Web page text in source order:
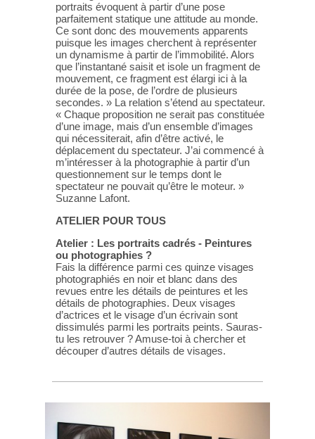
portraits évoquent à partir d’une pose
parfaitement statique une attitude au monde.
Ce sont donc des mouvements apparents
puisque les images cherchent à représenter
un dynamisme à partir de l’immobilité. Alors
que l’instantané saisit et isole un fragment de
mouvement, ce fragment est élargi ici à la
durée de la pose, de l’ordre de plusieurs
secondes. » La relation s’étend au spectateur.
« Chaque proposition ne serait pas constituée
d’une image, mais d’un ensemble d’images
qui nécessiterait, afin d’être activé, le
déplacement du spectateur. J’ai commencé à
m’intéresser à la photographie à partir d’un
questionnement sur le temps dont le
spectateur ne pouvait qu’être le moteur. »
Suzanne Lafont.
ATELIER POUR TOUS
Atelier : Les portraits cadrés - Peintures
ou photographies ?
Fais la différence parmi ces quinze visages
photographiés en noir et blanc dans des
revues entre les détails de peintures et les
détails de photographies. Deux visages
d’actrices et le visage d’un écrivain sont
dissimulés parmi les portraits peints. Sauras-
tu les retrouver ? Amuse-toi à chercher et
découper d’autres détails de visages.